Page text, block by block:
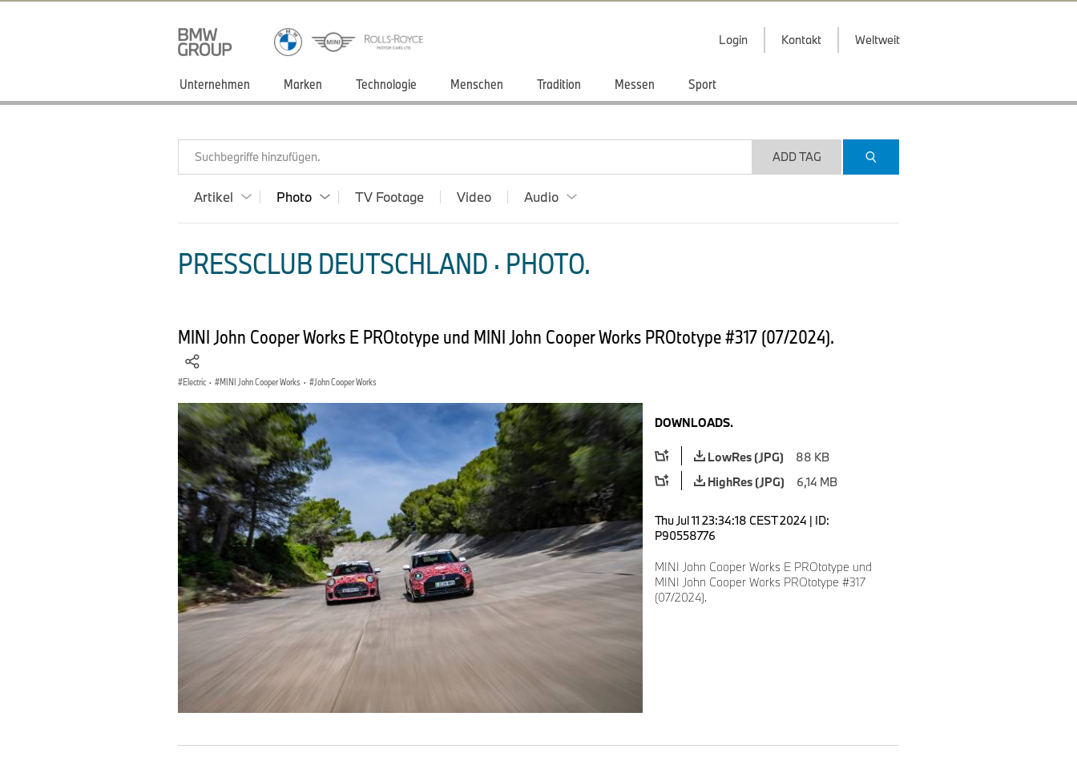
Login Kontakt Weltweit
Unternehmen Marken Technologie Menschen Tradition Messen Sport
Suchbegriffe hinzufügen. ADD TAG
Artikel Photo TV Footage Video Audio
PRESSCLUB DEUTSCHLAND · PHOTO.
MINI John Cooper Works E PROtotype und MINI John Cooper Works PROtotype #317 (07/2024).
Electric · MINI John Cooper Works · John Cooper Works
DOWNLOADS.
LowRes (JPG)
88 KB
HighRes (JPG)
6,14 MB
Thu Jul 11 23:34:18 CEST 2024 | ID:
P90558776
MINI John Cooper Works E PROtotype und
MINI John Cooper Works PROtotype #317
(07/2024).